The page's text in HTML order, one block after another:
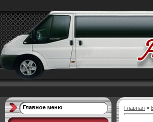
Главное меню Главная »